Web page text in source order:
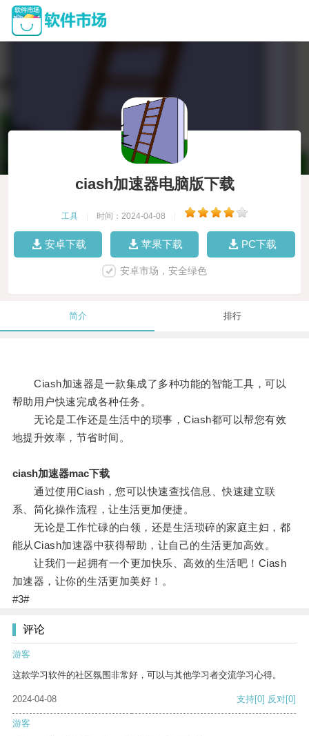
ciash加速器电脑版下载
工具 时间：2024-04-08
安卓下载 苹果下载 PC下载
安卓市场，安全绿色
简介 排行
Ciash加速器是一款集成了多种功能的智能工具，可以
帮助用户快速完成各种任务。
无论是工作还是生活中的琐事，Ciash都可以帮您有效
地提升效率，节省时间。
ciash加速器mac下载
通过使用Ciash，您可以快速查找信息、快速建立联
系、简化操作流程，让生活更加便捷。
无论是工作忙碌的白领，还是生活琐碎的家庭主妇，都
能从Ciash加速器中获得帮助，让自己的生活更加高效。
让我们一起拥有一个更加快乐、高效的生活吧！Ciash
加速器，让你的生活更加美好！。
#3#
评论
游客
这款学习软件的社区氛围非常好，可以与其他学习者交流学习心得。
2024-04-08 支持[0] 反对[0]
游客